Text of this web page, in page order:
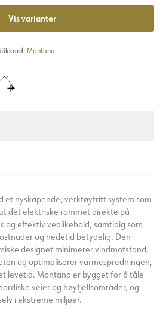
Vis varianter
Montana
et nyskapende, verktøyfritt system som
det elektriske rommet direkte på
og effektiv vedlikehold, samtidig som
og nedetid betydelig. Den
designet minimerer vindmotstand,
og optimaliserer varmespredningen,
levetid. Montana er bygget for å tåle
veier og høyfjellsområder, og
i ekstreme miljøer.